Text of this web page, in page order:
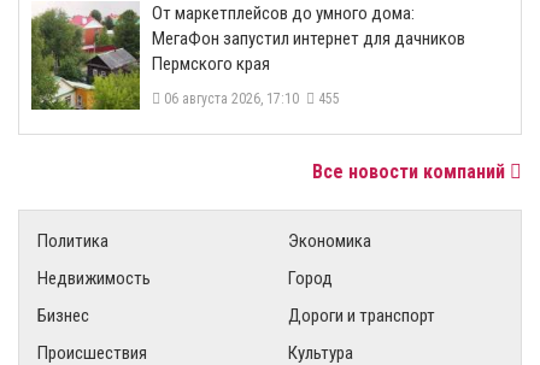
От маркетплейсов до умного дома:
МегаФон запустил интернет для дачников
Пермского края
06 августа 2026, 17:10 455
Все новости компаний
Политика
Экономика
Недвижимость
Город
Бизнес
Дороги и транспорт
Происшествия
Культура